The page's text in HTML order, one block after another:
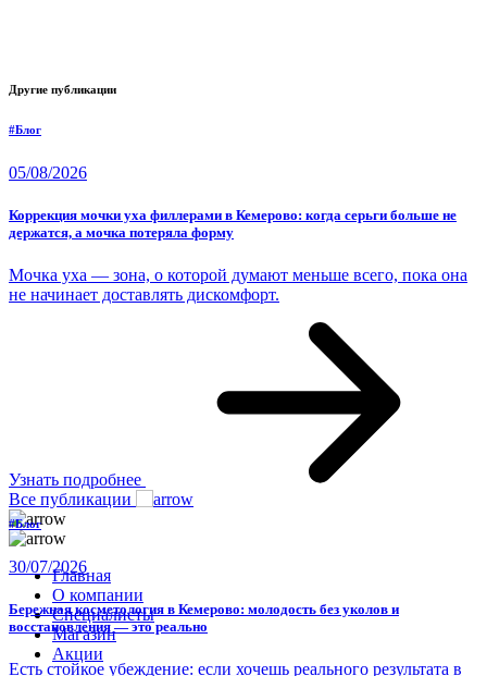
Другие публикации
#Блог
05/08/2026
Коррекция мочки уха филлерами в Кемерово: когда серьги больше не
держатся, а мочка потеряла форму
Мочка уха — зона, о которой думают меньше всего, пока она
не начинает доставлять дискомфорт.
Узнать подробнее
#Блог
30/07/2026
Бережная косметология в Кемерово: молодость без уколов и
восстановления — это реально
Есть стойкое убеждение: если хочешь реального результата в
Все публикации
Главная
О компании
Специалисты
Магазин
Акции